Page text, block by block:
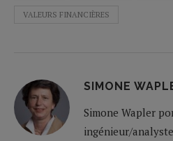
VALEURS FINANCIÈRES
SIMONE
Simone Wapler
ingénieur/